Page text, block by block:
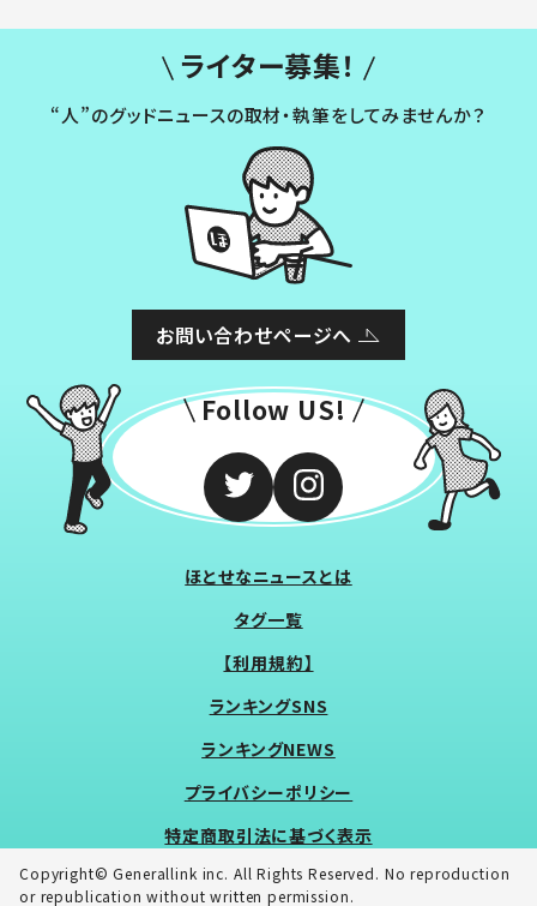
ライター募集！
“人”のグッドニュースの取材・執筆をしてみませんか？
お問い合わせページへ
Follow US!
ほとせなニュースとは
タグ一覧
【利用規約】
ランキングSNS
ランキングNEWS
プライバシーポリシー
特定商取引法に基づく表示
Copyright© Generallink inc. All Rights Reserved. No reproduction
or republication without written permission.